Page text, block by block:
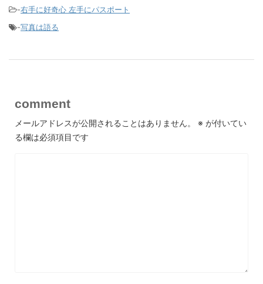
-右手に好奇心 左手にパスポート
-写真は語る
comment
メールアドレスが公開されることはありません。 ※ が付いてい
る欄は必須項目です